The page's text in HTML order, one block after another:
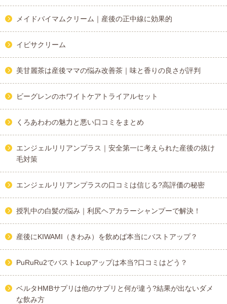
メイドバイマムクリーム｜産後の正中線に効果的
イビサクリーム
美甘麗茶は産後ママの悩み改善茶｜味と香りの良さが評判
ビーグレンのホワイトケアトライアルセット
くろあわわの魅力と悪い口コミをまとめ
エンジェルリリアンプラス｜安全第一に考えられた産後の抜け
毛対策
エンジェルリリアンプラスの口コミは信じる?高評価の秘密
授乳中の白髪の悩み｜利尻ヘアカラーシャンプーで解決！
産後にKIWAMI（きわみ）を飲めば本当にバストアップ？
PuRuRu2でバスト1cupアップは本当?口コミはどう？
ベルタHMBサプリは他のサプリと何が違う?結果が出ないダメ
な飲み方